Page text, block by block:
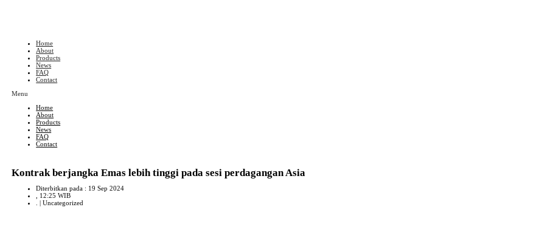
Home
About
Products
News
FAQ
Contact
Menu
Home
About
Products
News
FAQ
Contact
Kontrak berjangka Emas lebih tinggi pada sesi perdagangan Asia
Diterbitkan pada : 19 Sep 2024
, 12:25 WIB
. | Uncategorized